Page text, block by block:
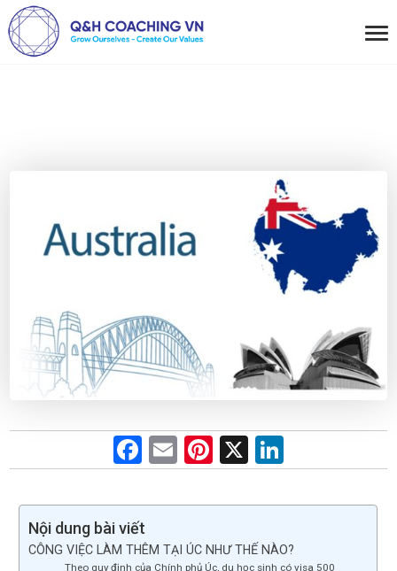
F
a
ce
o
E
m
ail
Pi
nt
er
t
X
n
ke
n
Nội dung bài viết
CÔNG VIỆC LÀM THÊM TẠI ÚC NHƯ THẾ NÀO?
Theo quy định của Chính phủ Úc, du học sinh có visa 500